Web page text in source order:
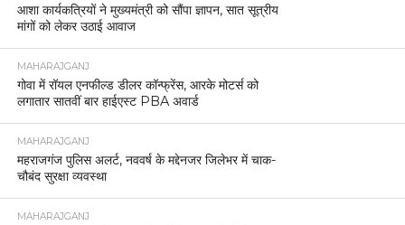
आशा कार्यकत्रियों ने मुख्यमंत्री को सौंपा ज्ञापन, सात सूत्रीय
मांगों को लेकर उठाई आवाज
MAHARAJGANJ
गोवा में रॉयल एनफील्ड डीलर कॉन्फ्रेंस, आरके मोटर्स को
लगातार सातवीं बार हाईएस्ट PBA अवार्ड
MAHARAJGANJ
महराजगंज पुलिस अलर्ट, नववर्ष के मद्देनजर जिलेभर में चाक-
चौबंद सुरक्षा व्यवस्था
MAHARAJGANJ